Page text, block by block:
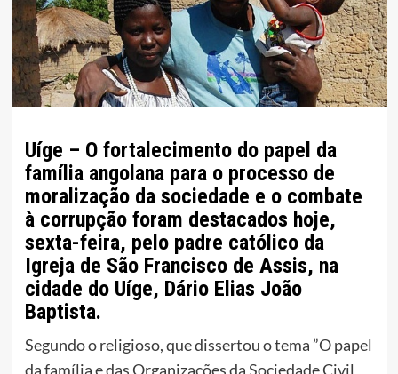
Uíge – O fortalecimento do papel da
família angolana para o processo de
moralização da sociedade e o combate
à corrupção foram destacados hoje,
sexta-feira, pelo padre católico da
Igreja de São Francisco de Assis, na
cidade do Uíge, Dário Elias João
Baptista.
Segundo o religioso, que dissertou o tema ”O papel
da família e das Organizações da Sociedade Civil